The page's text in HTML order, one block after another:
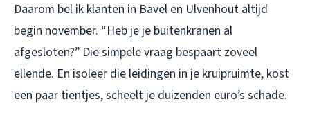
Daarom bel ik klanten in Bavel en Ulvenhout altijd
begin november. “Heb je je buitenkranen al
afgesloten?” Die simpele vraag bespaart zoveel
ellende. En isoleer die leidingen in je kruipruimte, kost
een paar tientjes, scheelt je duizenden euro’s schade.